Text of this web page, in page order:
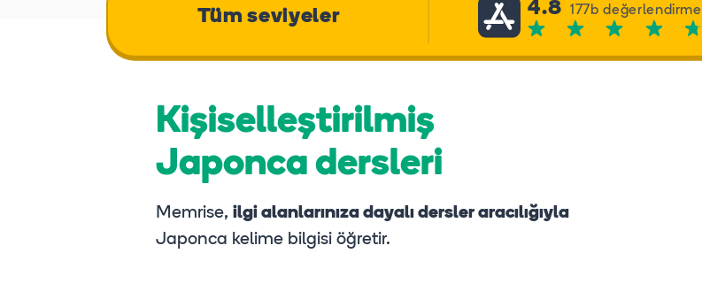
Tüm seviyeler 4.8 177b değerlendirme
Kişiselleştirilmiş
Japonca dersleri
Memrise, ilgi alanlarınıza dayalı dersler aracılığıyla
Japonca kelime bilgisi öğretir.